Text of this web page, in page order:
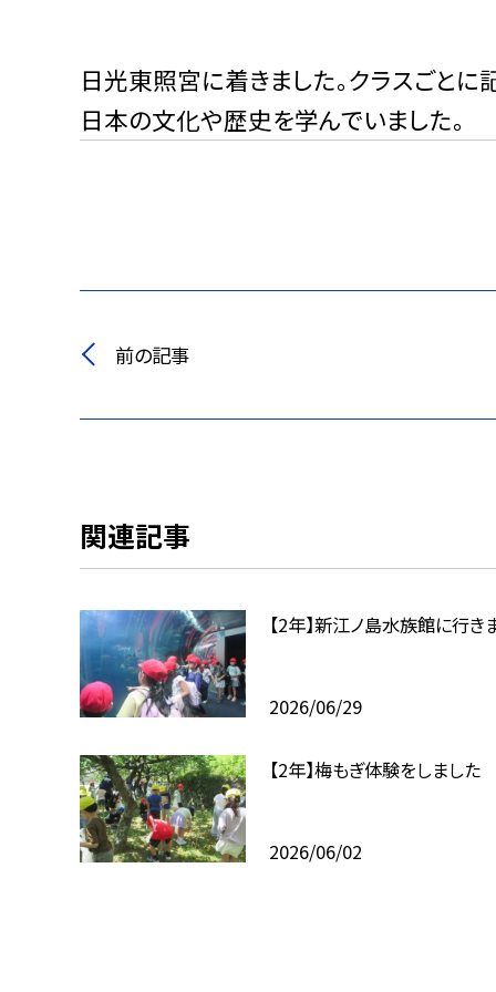
日光東照宮に着きました。クラスごとに
日本の文化や歴史を学んでいました。
前の記事
関連記事
【2年】新江ノ島水族館に行き
2026/06/29
【2年】梅もぎ体験をしました
2026/06/02